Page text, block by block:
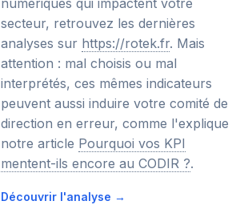
numériques qui impactent votre
secteur, retrouvez les dernières
analyses sur https://rotek.fr. Mais
attention : mal choisis ou mal
interprétés, ces mêmes indicateurs
peuvent aussi induire votre comité de
direction en erreur, comme l'explique
notre article Pourquoi vos KPI
mentent-ils encore au CODIR ?.
Découvrir l'analyse →